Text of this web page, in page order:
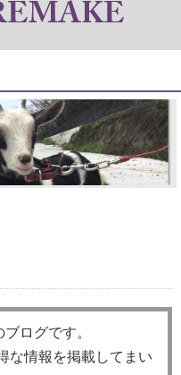
ログです。
な情報を掲載してまい